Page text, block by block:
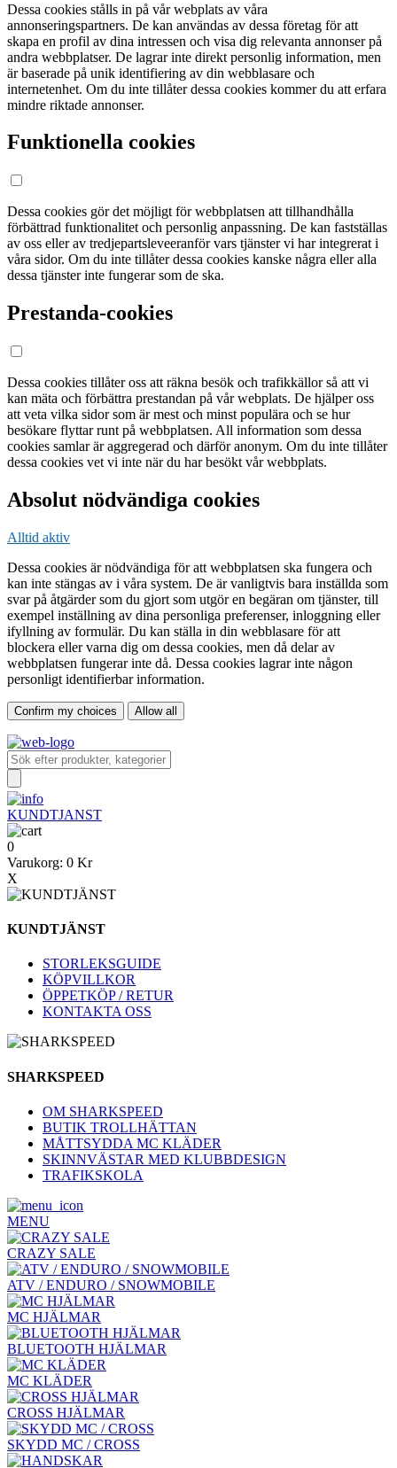
Dessa cookies stålls in på vår webplats av våra
annonseringspartners. De kan användas av dessa företag för att
skapa en profil av dina intressen och visa dig relevanta annonser på
andra webbplatser. De lagrar inte direkt personlig information, men
är baserade på unik identifiering av din webblasare och
internetenhet. Om du inte tillåter dessa cookies kommer du att erfara
mindre riktade annonser.
Funktionella cookies
Dessa cookies gör det möjligt för webbplatsen att tillhandhålla
förbättrad funktionalitet och personlig anpassning. De kan fastställas
av oss eller av tredjepartsleveeranför vars tjänster vi har integrerat i
våra sidor. Om du inte tillåter dessa cookies kanske några eller alla
dessa tjänster inte fungerar som de ska.
Prestanda-cookies
Dessa cookies tillåter oss att räkna besök och trafikkällor så att vi
kan mäta och förbättra prestandan på vår webplats. De hjälper oss
att veta vilka sidor som är mest och minst populära och se hur
besökare flyttar runt på webbplatsen. All information som dessa
cookies samlar är aggregerad och därför anonym. Om du inte tillåter
dessa cookies vet vi inte när du har besökt vår webbplats.
Absolut nödvändiga cookies
Alltid aktiv
Dessa cookies är nödvändiga för att webbplatsen ska fungera och
kan inte stängas av i våra system. De är vanligtvis bara inställda som
svar på åtgärder som du gjort som utgör en begäran om tjänster, till
exempel inställning av dina personliga preferenser, inloggning eller
ifyllning av formulär. Du kan ställa in din webblasare för att
blockera eller varna dig om dessa cookies, men då delar av
webbplatsen fungerar inte då. Dessa cookies lagrar inte någon
personligt identifierbar information.
Confirm my choices Allow all
KUNDTJANST
0
Varukorg: 0 Kr
X
KUNDTJÄNST
STORLEKSGUIDE
KÖPVILLKOR
ÖPPETKÖP / RETUR
KONTAKTA OSS
SHARKSPEED
OM SHARKSPEED
BUTIK TROLLHÄTTAN
MÅTTSYDDA MC KLÄDER
SKINNVÄSTAR MED KLUBBDESIGN
TRAFIKSKOLA
MENU
CRAZY SALE
ATV / ENDURO / SNOWMOBILE
MC HJÄLMAR
BLUETOOTH HJÄLMAR
MC KLÄDER
CROSS HJÄLMAR
SKYDD MC / CROSS